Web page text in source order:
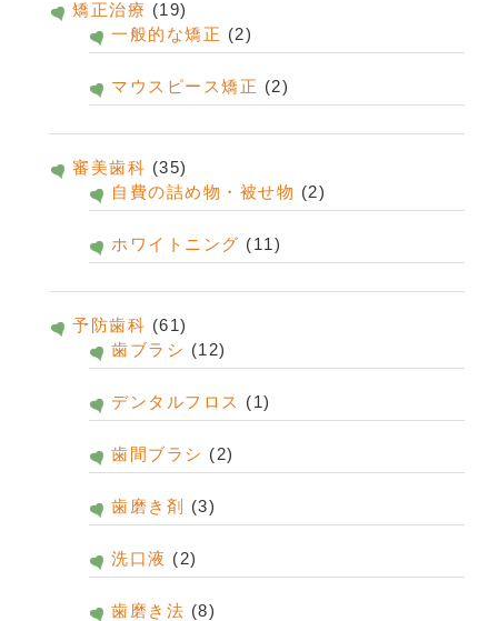
矯正治療 (19)
一般的な矯正 (2)
マウスピース矯正 (2)
審美歯科 (35)
自費の詰め物・被せ物 (2)
ホワイトニング (11)
予防歯科 (61)
歯ブラシ (12)
デンタルフロス (1)
歯間ブラシ (2)
歯磨き剤 (3)
洗口液 (2)
歯磨き法 (8)